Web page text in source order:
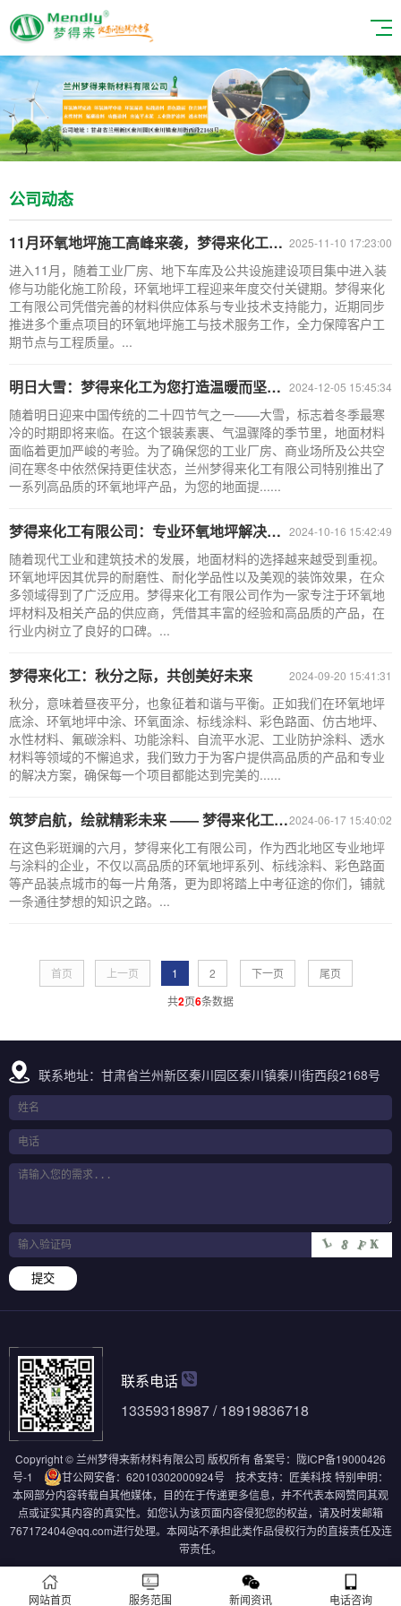
公司动态
2025-11-10 17:23:00
11月环氧地坪施工高峰来袭，梦得来化工多项目同步推进保交付
进入11月，随着工业厂房、地下车库及公共设施建设项目集中进入装
修与功能化施工阶段，环氧地坪工程迎来年度交付关键期。梦得来化
工有限公司凭借完善的材料供应体系与专业技术支持能力，近期同步
推进多个重点项目的环氧地坪施工与技术服务工作，全力保障客户工
期节点与工程质量。...
2024-12-05 15:45:34
明日大雪：梦得来化工为您打造温暖而坚固的环氧地坪
随着明日迎来中国传统的二十四节气之一——大雪，标志着冬季最寒
冷的时期即将来临。在这个银装素裹、气温骤降的季节里，地面材料
面临着更加严峻的考验。为了确保您的工业厂房、商业场所及公共空
间在寒冬中依然保持更佳状态，兰州梦得来化工有限公司特别推出了
一系列高品质的环氧地坪产品，为您的地面提......
2024-10-16 15:42:49
梦得来化工有限公司：专业环氧地坪解决方案提供商
随着现代工业和建筑技术的发展，地面材料的选择越来越受到重视。
环氧地坪因其优异的耐磨性、耐化学品性以及美观的装饰效果，在众
多领域得到了广泛应用。梦得来化工有限公司作为一家专注于环氧地
坪材料及相关产品的供应商，凭借其丰富的经验和高品质的产品，在
行业内树立了良好的口碑。...
2024-09-20 15:41:31
梦得来化工：秋分之际，共创美好未来
秋分，意味着昼夜平分，也象征着和谐与平衡。正如我们在环氧地坪
底涂、环氧地坪中涂、环氧面涂、标线涂料、彩色路面、仿古地坪、
水性材料、氟碳涂料、功能涂料、自流平水泥、工业防护涂料、透水
材料等领域的不懈追求，我们致力于为客户提供高品质的产品和专业
的解决方案，确保每一个项目都能达到完美的......
2024-06-17 15:40:02
筑梦启航，绘就精彩未来 —— 梦得来化工与中考学子同在
在这色彩斑斓的六月，梦得来化工有限公司，作为西北地区专业地坪
与涂料的企业，不仅以高品质的环氧地坪系列、标线涂料、彩色路面
等产品装点城市的每一片角落，更为即将踏上中考征途的你们，铺就
一条通往梦想的知识之路。...
首页 上一页 1 2 下一页
尾页
共2页6条数据
联系地址：甘肃省兰州新区秦川园区秦川镇秦川街西段2168号
提交
联系电话
13359318987 / 18919836718
Copyright © 兰州梦得来新材料有限公司 版权所有备案号： 陇ICP备19000426
号-1
甘公网安备：62010302000924号 技术支持： 匠美科技 特别申明：
本网部分内容转载自其他媒体，目的在于传递更多信息，并不代表本网赞同其观
点或证实其内容的真实性。如您认为该页面内容侵犯您的权益，请及时发邮箱
767172404@qq.com进行处理。本网站不承担此类作品侵权行为的直接责任及连
带责任。
网站首页 服务范围 新闻资讯 电话咨询